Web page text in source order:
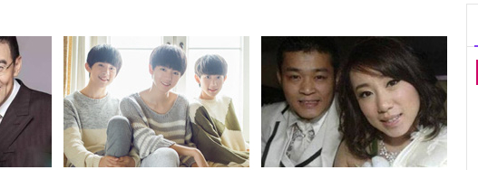
张碧晨对狗仔爆粗口是真是假